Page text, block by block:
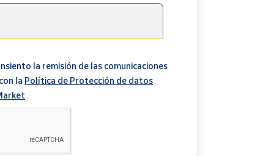
la remisión de las comunicaciones
la Política de Protección de datos